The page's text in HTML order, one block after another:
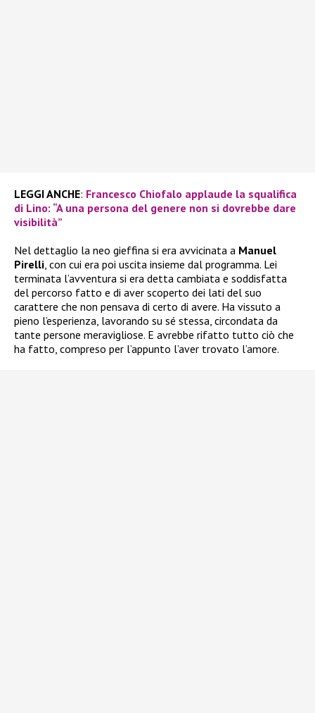
LEGGI ANCHE: Francesco Chiofalo applaude la squalifica
di Lino: “A una persona del genere non si dovrebbe dare
visibilità”
Nel dettaglio la neo gieffina si era avvicinata a Manuel
Pirelli, con cui era poi uscita insieme dal programma. Lei
terminata l’avventura si era detta cambiata e soddisfatta
del percorso fatto e di aver scoperto dei lati del suo
carattere che non pensava di certo di avere. Ha vissuto a
pieno l’esperienza, lavorando su sé stessa, circondata da
tante persone meravigliose. E avrebbe rifatto tutto ciò che
ha fatto, compreso per l’appunto l’aver trovato l’amore.